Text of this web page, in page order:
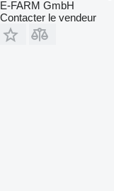
E-FARM GmbH
Contacter le vendeur